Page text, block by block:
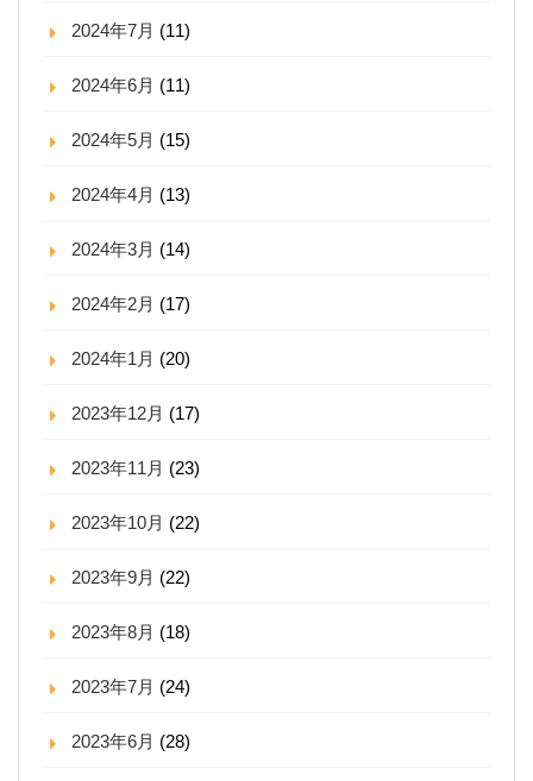
2024年7月 (11)
2024年6月 (11)
2024年5月 (15)
2024年4月 (13)
2024年3月 (14)
2024年2月 (17)
2024年1月 (20)
2023年12月 (17)
2023年11月 (23)
2023年10月 (22)
2023年9月 (22)
2023年8月 (18)
2023年7月 (24)
2023年6月 (28)